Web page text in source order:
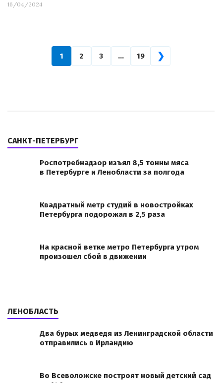
16/04/2024
1 2 3 … 19 ❯
САНКТ-ПЕТЕРБУРГ
Роспотребнадзор изъял 8,5 тонны мяса
в Петербурге и Ленобласти за полгода
Квадратный метр студий в новостройках
Петербурга подорожал в 2,5 раза
На красной ветке метро Петербурга утром
произошел сбой в движении
ЛЕНОБЛАСТЬ
Два бурых медведя из Ленинградской области
отправились в Ирландию
Во Всеволожске построят новый детский сад